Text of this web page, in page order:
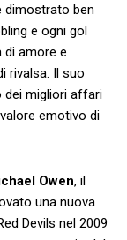
dimostrato ben
e⁤ ogni gol
di amore e
rivalsa. Il suo
migliori affari
emotivo di
Owen, il
una nuova
Devils nel 2009